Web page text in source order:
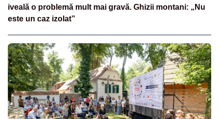
iveală o problemă mult mai gravă. Ghizii montani: „Nu
este un caz izolat”